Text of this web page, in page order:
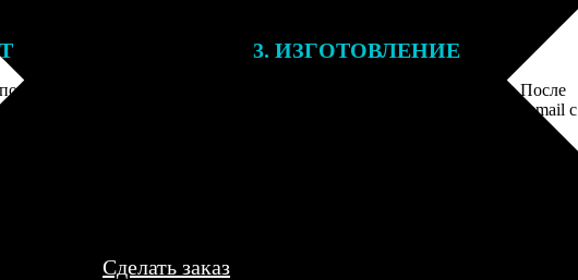
заказа к печати
могут связаться с Вами
телефону или email для
деталей.
3. ИЗГОТОВЛЕНИЕ
Оплатите заказ банковской картой. После
оплаты получите подтверждение на email с
описанием заказа. Когда отправим заказ
Сделать заказ